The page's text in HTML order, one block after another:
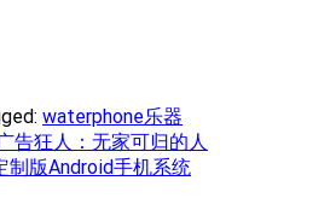
waterphone乐器
告狂人：无家可归的人
制版Android手机系统